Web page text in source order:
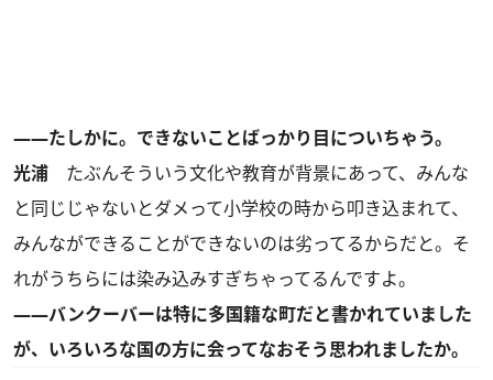
――たしかに。できないことばっかり目についちゃう。
光浦 たぶんそういう文化や教育が背景にあって、みんな
と同じじゃないとダメって小学校の時から叩き込まれて、
みんなができることができないのは劣ってるからだと。そ
れがうちらには染み込みすぎちゃってるんですよ。
――バンクーバーは特に多国籍な町だと書かれていました
が、いろいろな国の方に会ってなおそう思われましたか。